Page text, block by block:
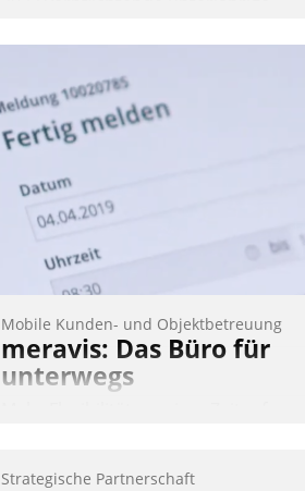
Die monatlichen Mitteilungen zum
Heizungs- und Wasserverbrauch
automatisiert, vollständig und auf
Kommunikationswege bei den
Empfängern ein.
Mobile Kunden- und Objektbetreuung
meravis: Das Büro für
unterwegs
Strategische Partnerschaft